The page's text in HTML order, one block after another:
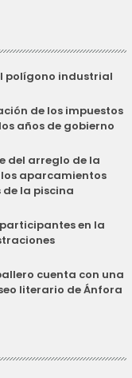
polígono industrial
de los impuestos
años de gobierno
del arreglo de la
aparcamientos
la piscina
en la
cuenta con una
literario de Ánfora